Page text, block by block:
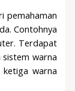
pemahaman
Contohnya
Terdapat
warna
ketiga warna